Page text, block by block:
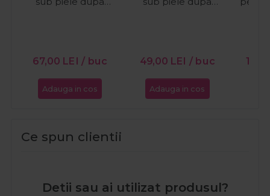
67,00 LEI / buc
Adauga in cos
49,00 LEI / buc
Adauga in cos
Ce spun clientii
Detii sau ai utilizat produsul?